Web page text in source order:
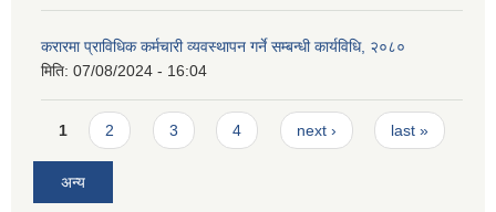
करारमा प्राविधिक कर्मचारी व्यवस्थापन गर्ने सम्बन्धी कार्यविधि, २०८०
मिति: 07/08/2024 - 16:04
Pages
1 2 3 4 next › last »
अन्य